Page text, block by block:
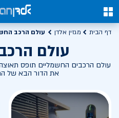
0
דף הבית מגזין אלדן עולם הרכב
עולם
עולם הרכבים החשמליים תופס
את הדור הבא של